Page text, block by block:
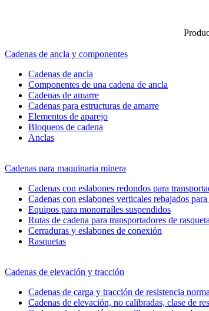
Cadenas de ancla y componentes
Cadenas de ancla
Componentes de una cadena de ancla
Cadenas de amarre
Cadenas para estructuras de amarre
Elementos de aparejo
Bloqueos de cadena
Anclas
Cadenas para maquinaria minera
Cadenas con eslabones redondos para
Cadenas con eslabones verticales rebajados
Equipos para monorraíles suspendidos
Rutas de cadena para transportadores de
Cerraduras y eslabones de conexión
Rasquetas
Cadenas de elevación y tracción
Cadenas de carga y tracción de resistencia
Cadenas de elevación, no calibradas, clase de